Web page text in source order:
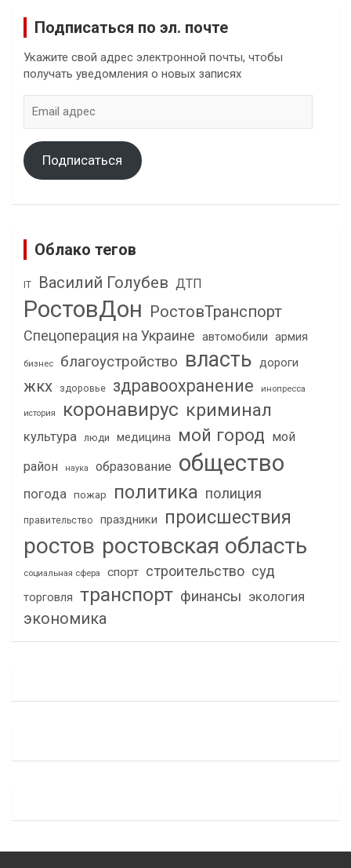
Подписаться по эл. почте
Укажите свой адрес электронной почты, чтобы
получать уведомления о новых записях
адрес
Подписаться
Облако тегов
IT Василий Голубев ДТП
РостовДон РостовТранспорт
Спецоперация на Украине автомобили армия
бизнес благоустройство власть дороги
жкх здоровье здравоохранение инопресса
история коронавирус криминал
культура люди медицина мой город мой
район
наука образование общество
погода пожар политика полиция
правительство праздники происшествия
ростов ростовская область
социальная сфера спорт строительство суд
торговля транспорт финансы экология
экономика